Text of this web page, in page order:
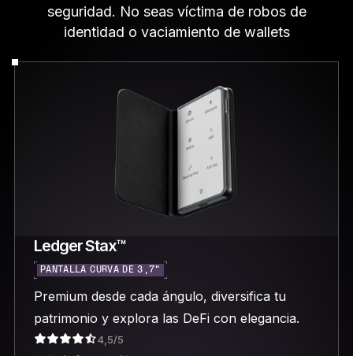
seguridad. No seas víctima de robos de
identidad o vaciamiento de wallets
Ledger Stax™
PANTALLA CURVA DE 3,7"
Premium desde cada ángulo, diversifica tu
patrimonio y explora las DeFi con elegancia.
4,5/5